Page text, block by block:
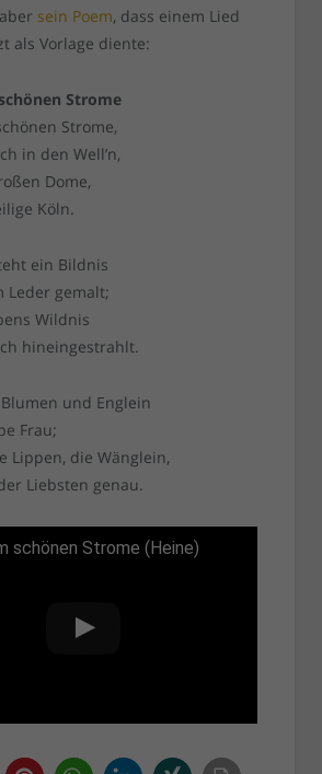
sein Poem, dass einem Lied
als Vorlage diente:
Strome
Strome,
in den Well’n,
Dome,
Köln.
ein Bildnis
Leder gemalt;
Wildnis
hineingestrahlt.
und Englein
Frau;
Lippen, die Wänglein,
Liebsten genau.
schönen Strome (Heine)